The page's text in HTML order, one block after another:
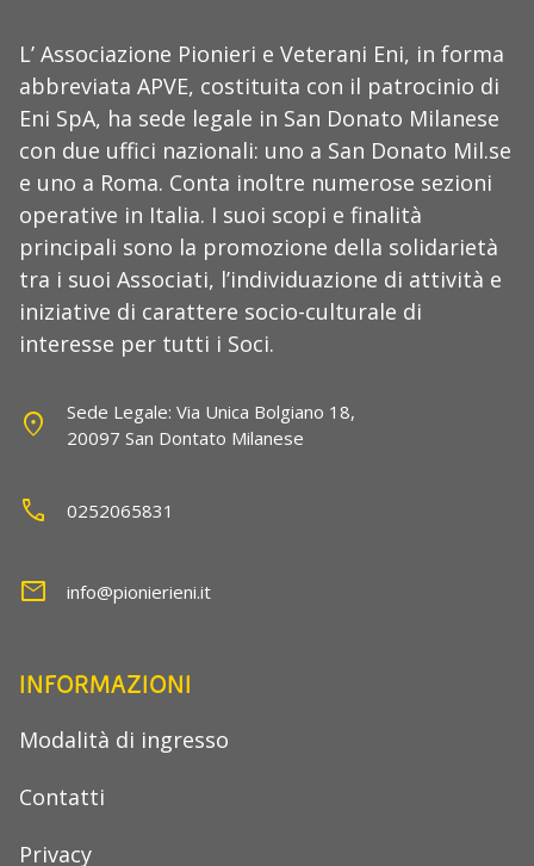
L’ Associazione Pionieri e Veterani Eni, in forma
abbreviata APVE, costituita con il patrocinio di
Eni SpA, ha sede legale in San Donato Milanese
con due uffici nazionali: uno a San Donato Mil.se
e uno a Roma. Conta inoltre numerose sezioni
operative in Italia. I suoi scopi e finalità
principali sono la promozione della solidarietà
tra i suoi Associati, l’individuazione di attività e
iniziative di carattere socio-culturale di
interesse per tutti i Soci.
location_on
Sede Legale: Via Unica Bolgiano 18,
20097 San Dontato Milanese
call 0252065831
mail info@pionierieni.it
INFORMAZIONI
Modalità di ingresso
Contatti
Privacy